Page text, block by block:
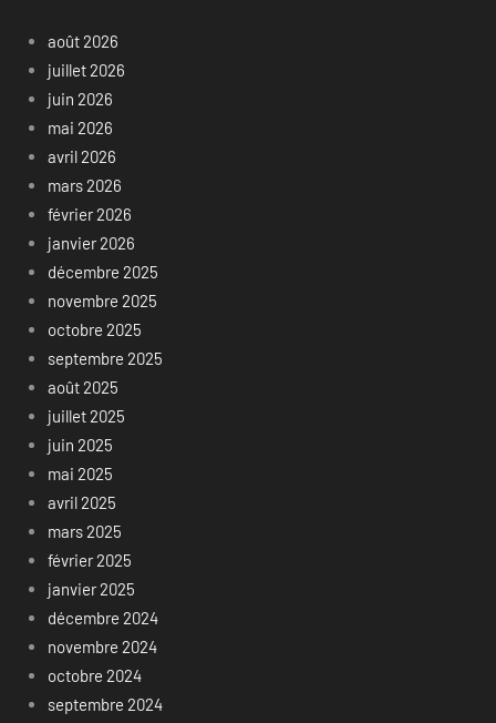
août 2026
juillet 2026
juin 2026
mai 2026
avril 2026
mars 2026
février 2026
janvier 2026
décembre 2025
novembre 2025
octobre 2025
septembre 2025
août 2025
juillet 2025
juin 2025
mai 2025
avril 2025
mars 2025
février 2025
janvier 2025
décembre 2024
novembre 2024
octobre 2024
septembre 2024